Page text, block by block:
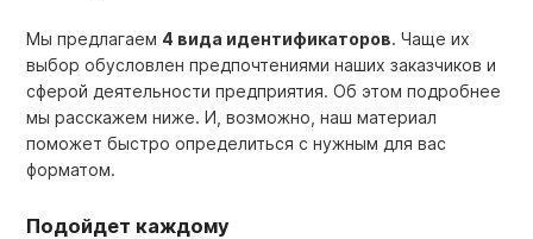
Мы предлагаем 4 вида идентификаторов. Чаще их
выбор обусловлен предпочтениями наших заказчиков и
сферой деятельности предприятия. Об этом подробнее
мы расскажем ниже. И, возможно, наш материал
поможет быстро определиться с нужным для вас
форматом.
Подойдет каждому